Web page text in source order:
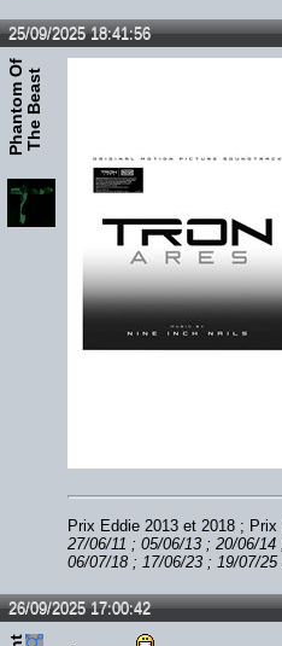
25/09/2025 18:41:56
P
h
a
n
t
o
m
O
f
T
h
e
B
e
a
st
Prix Eddie 2013 et 2018 ;
27/06/11 ; 05/06/13 ; 20/06/
06/07/18 ; 17/06/23 ; 19/07/25
26/09/2025 17:00:42